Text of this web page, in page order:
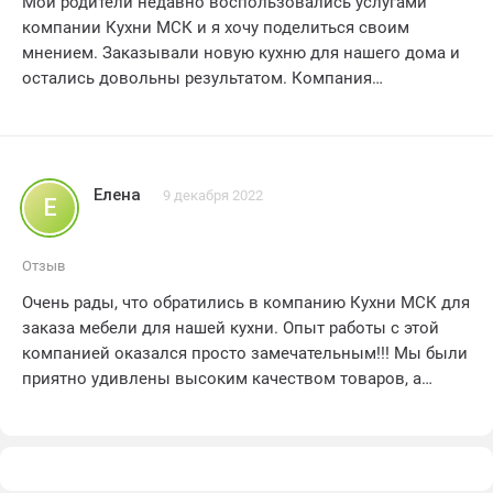
обнаружилось. Лучше доплатить 100 тыс и обратиться в
фирму, где сделают правда качественно и красиво
жизни! огромное спасибо вам. ребята. за этот
незабываемый опыт! рекомендую всем без сомнения! 5
звезд рулят!
компании Кухни МСК и я хочу поделиться своим
мнением. Заказывали новую кухню для нашего дома и
остались довольны результатом. Компания
были аккуратно собраны. Исполнение заказа прошло в
срок. а сотрудники компании оказались вежливыми и
профессиональными. Мы рекомендуем Кухни МСК
Е Елена 9 декабря 2022
Отзыв
Очень рады, что обратились в компанию Кухни МСК для
заказа мебели для нашей кухни. Опыт работы с этой
компанией оказался просто замечательным!!! Мы были
приятно удивлены высоким качеством товаров, а